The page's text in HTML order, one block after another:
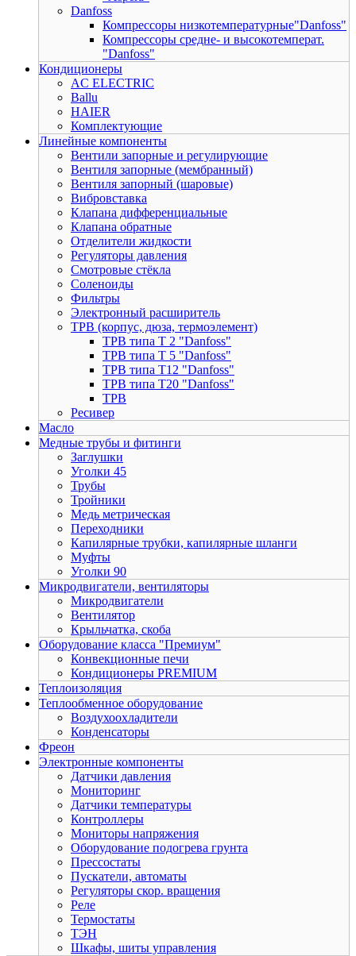
Danfoss
Компрессоры низкотемпературные"Danfoss"
Компрессоры средне- и высокотемперат.
"Danfoss"
Кондиционеры
AC ELECTRIC
Ballu
HAIER
Комплектующие
Линейные компоненты
Вентили запорные и регулирующие
Вентиля запорные (мембранный)
Вентиля запорный (шаровые)
Вибровставка
Клапана дифференциальные
Клапана обратные
Отделители жидкости
Регуляторы давления
Смотровые стёкла
Соленоиды
Фильтры
Электронный расширитель
ТРВ (корпус, дюза, термоэлемент)
ТРВ типа Т 2 "Danfoss"
ТРВ типа Т 5 "Danfoss"
ТРВ типа Т12 "Danfoss"
ТРВ типа Т20 "Danfoss"
ТРВ
Ресивер
Масло
Медные трубы и фитинги
Заглушки
Уголки 45
Трубы
Тройники
Медь метрическая
Переходники
Капилярные трубки, капилярные шланги
Муфты
Уголки 90
Микродвигатели, вентиляторы
Микродвигатели
Вентилятор
Крыльчатка, скоба
Оборудование класса "Премиум"
Конвекционные печи
Кондиционеры PREMIUM
Теплоизоляция
Теплообменное оборудование
Воздухоохладители
Конденсаторы
Фреон
Электронные компоненты
Датчики давления
Мониторинг
Датчики температуры
Контроллеры
Мониторы напряжения
Оборудование подогрева грунта
Прессостаты
Пускатели, автоматы
Регуляторы скор. вращения
Реле
Термостаты
ТЭН
Шкафы, шиты управления